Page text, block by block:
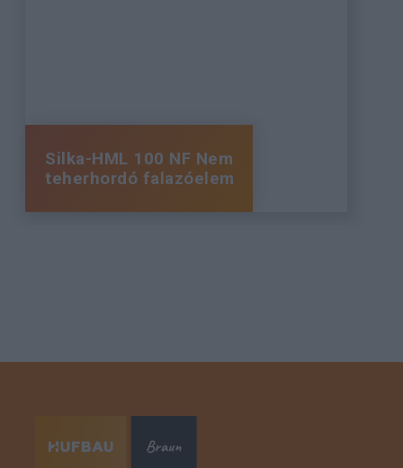
Silka-HML 100 NF Nem
teherhordó falazóelem